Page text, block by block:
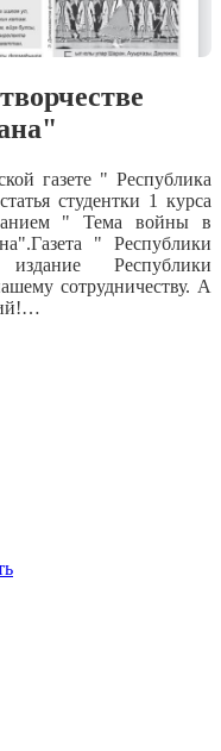
газете " Республика
студентки 1 курса
" Тема войны в
" Республики
Республики
сотрудничеству. А